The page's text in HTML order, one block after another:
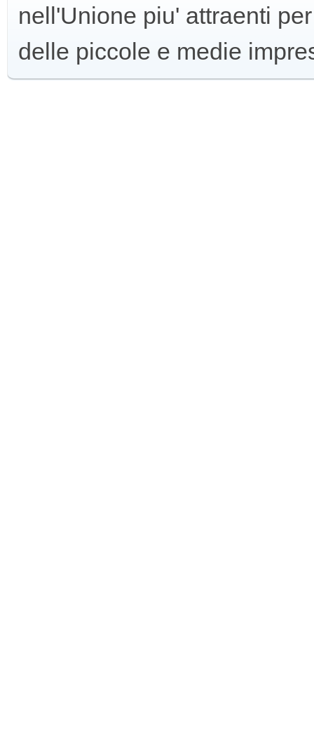
INSERZIONI
nell'Unione piu' attraenti
delle piccole e medie